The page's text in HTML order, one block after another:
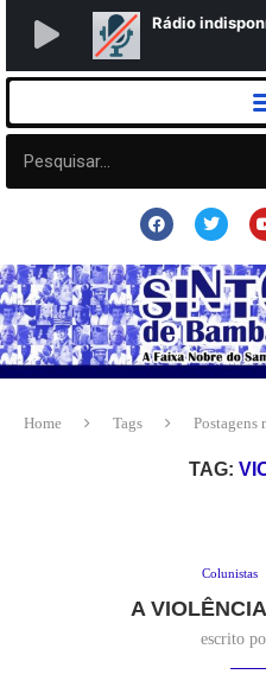
Home Tags Postagens
TAG:
Colunistas
A
escrito